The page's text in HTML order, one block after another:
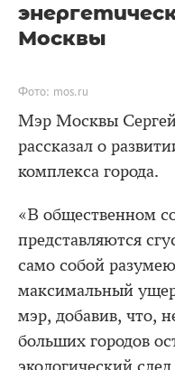
Москвы
Фото: mos.ru
Мэр Москвы
рассказал о
комплекса города.
«В общественном
представляются
само собой
максимальный
мэр, добавив, что,
больших городов